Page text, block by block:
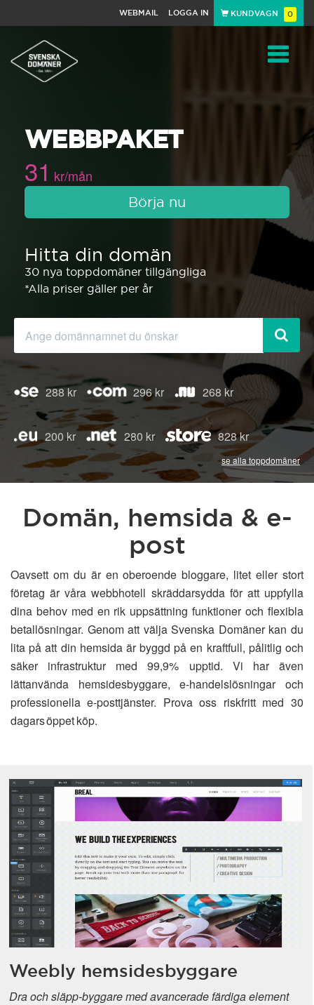
WEBMAIL LOGGA IN KUNDVAGN 0
Toggle
WEBBPAKET
31 kr/mån
Börja nu
Hitta din domän
30 nya toppdomäner tillgängliga
*Alla priser gäller per år
288 kr 296 kr 268 kr
200 kr 280 kr 828 kr
se alla toppdomäner
Domän, hemsida & e-
post
Oavsett om du är en oberoende bloggare, litet eller stort
företag är våra webbhotell skräddarsydda för att uppfylla
dina behov med en rik uppsättning funktioner och flexibla
betallösningar. Genom att välja Svenska Domäner kan du
lita på att din hemsida är byggd på en kraftfull, pålitlig och
säker infrastruktur med 99,9% upptid. Vi har även
lättanvända hemsidesbyggare, e-handelslösningar och
professionella e-posttjänster. Prova oss riskfritt med 30
dagars öppet köp.
Weebly hemsidesbyggare
Dra och släpp-byggare med avancerade färdiga element